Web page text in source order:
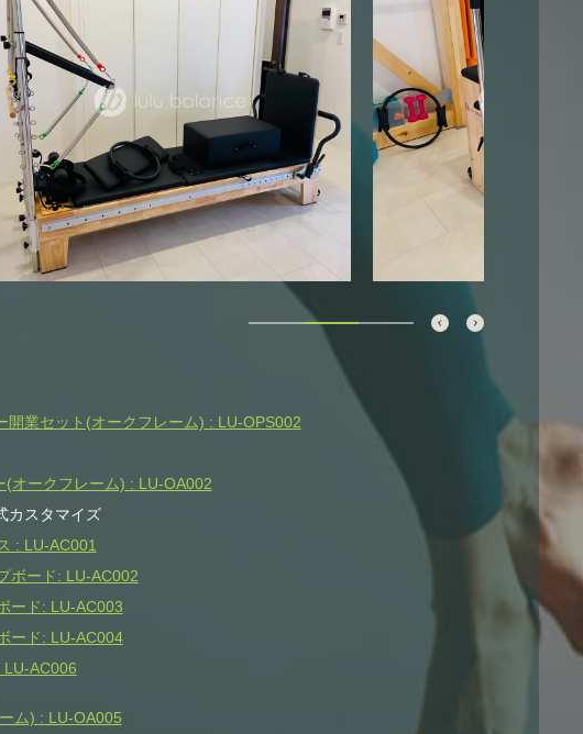
開業セット(オークフレーム) : LU-OPS002
(オークフレーム) : LU-OA002
カスタマイズ
: LU-AC001
ボード: LU-AC002
ード: LU-AC003
ード: LU-AC004
LU-AC006
ム) : LU-OA005